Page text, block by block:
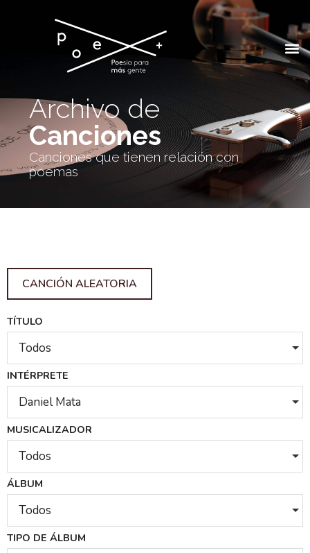
Archivo de
Canciones
Canciones que tienen relación con
poemas
CANCIÓN ALEATORIA
TÍTULO
Todos
INTÉRPRETE
Daniel Mata
MUSICALIZADOR
Todos
ÁLBUM
Todos
TIPO DE ÁLBUM